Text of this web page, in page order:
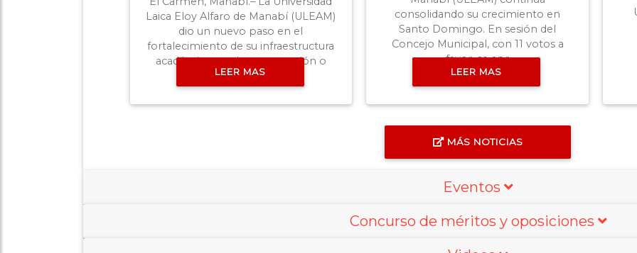
consolidando su crecimiento en
Santo Domingo. En sesión del
Concejo Municipal, con 11 votos a
favor, se apr
LEER MAS
Universidad Laica Eloy Alfaro de
Manabí (ULEAM) cumplió una
destacada particip
LEER MAS
MÁS NOTICIAS
Eventos
Concurso de méritos y oposiciones